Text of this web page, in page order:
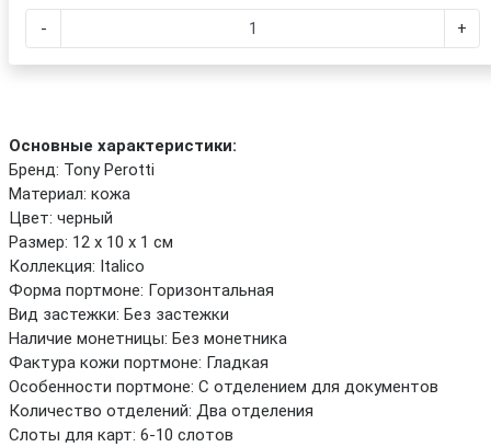
Основные характеристики:
Бренд: Tony Perotti
Материал: кожа
Цвет: черный
Размер: 12 х 10 х 1 см
Коллекция: Italico
Форма портмоне: Горизонтальная
Вид застежки: Без застежки
Наличие монетницы: Без монетника
Фактура кожи портмоне: Гладкая
Особенности портмоне: С отделением для документов
Количество отделений: Два отделения
Слоты для карт: 6-10 слотов
- +